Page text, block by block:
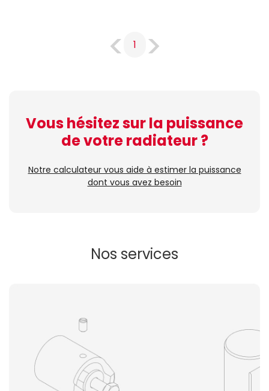
1
Vous hésitez sur la puissance
de votre radiateur ?
Notre calculateur vous aide à estimer la puissance
dont vous avez besoin
Nos services